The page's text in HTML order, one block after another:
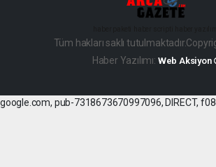
Tüm hakları saklı
Haber Yazılımı: Web Aksiyon
google.com, pub-7318673670997096, DIRECT,